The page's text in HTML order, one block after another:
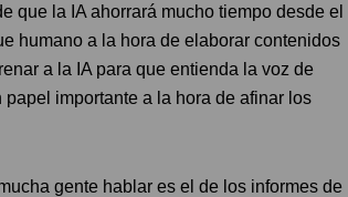
que la IA ahorrará mucho tiempo desde el
humano a la hora de elaborar contenidos
a la IA para que entienda la voz de
importante a la hora de afinar los
gente hablar es el de los informes de